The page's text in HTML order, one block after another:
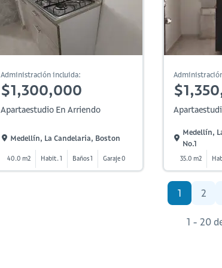
Administración incluida:
$1,300,000
Apartaestudio En Arriendo
Medellín, La Candelaria, Boston
40.0 m2 Habit. 1 Baños 1 Garaje 0
Medellín,
No.1
35.0 m2
1 2
1 - 20